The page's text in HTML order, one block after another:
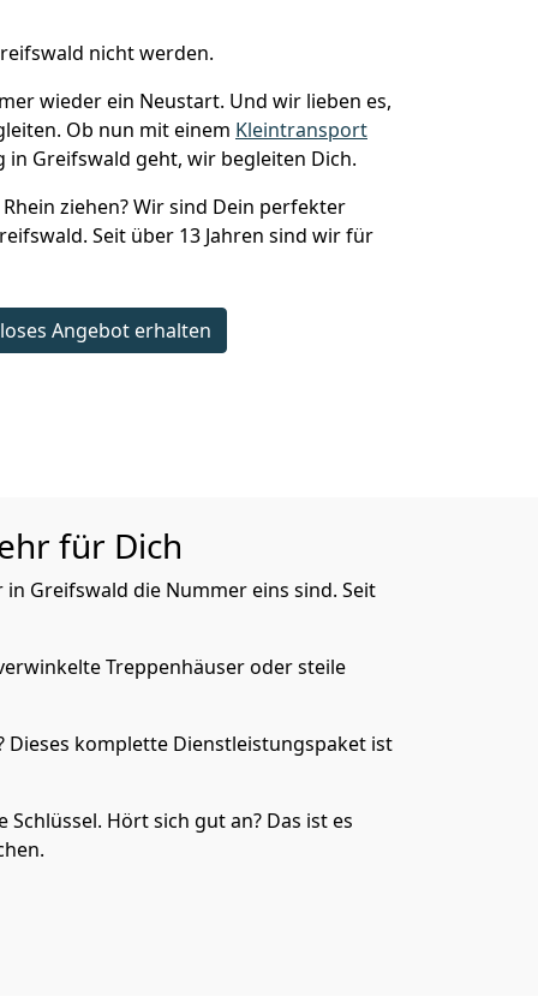
nicht werden.
wieder ein Neustart. Und wir lieben es,
Ob nun mit einem Kleintransport
Greifswald geht, wir begleiten Dich.
ziehen? Wir sind Dein perfekter
Seit über 13 Jahren sind wir für
Angebot erhalten
für Dich
Greifswald die Nummer eins sind. Seit
Treppenhäuser oder steile
Dieses komplette Dienstleistungspaket ist
Hört sich gut an? Das ist es